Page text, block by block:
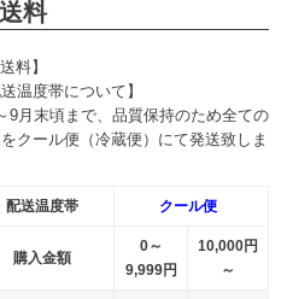
料
料】
送温度帯について】
9月末頃まで、品質保持のため全ての
クール便（冷蔵便）にて発送致しま
配送温度帯 クール便
購入金額
0～
9,999円
10,000円
～